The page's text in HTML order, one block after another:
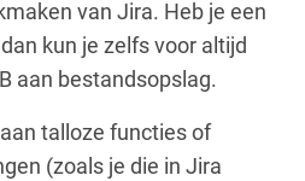
van Jira. Heb je een
kun je zelfs voor altijd
aan bestandsopslag.
talloze functies of
(zoals je die in Jira